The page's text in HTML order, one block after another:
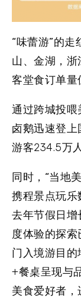
“味蕾游”的走
山、金湖，
客堂食订单量
通过跨城投喂
卤鹅迅速登上
游客234.5万
同时， “当地
携程景点玩乐
去年节假日增
度体验的探
门入境游目的
+餐桌呈现与
美食爱好者